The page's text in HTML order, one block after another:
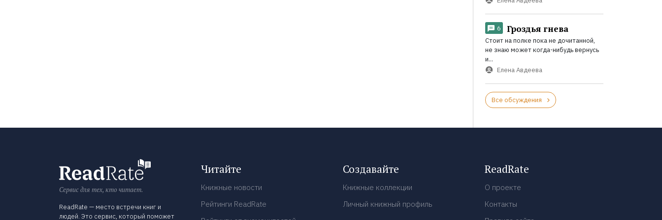
6 Гроздья гнева
Стоит на полке пока не дочитанной,
не знаю может когда-нибудь вернусь
и...
Елена Авдеева
Все обсуждения
Сервис для тех, кто читает.
ReadRate — место встречи книг и
людей. Это сервис, который поможет
Читайте
Книжные новости
Рейтинги ReadRate
Создавайте
Книжные коллекции
Личный книжный профиль
ReadRate
О проекте
Контакты